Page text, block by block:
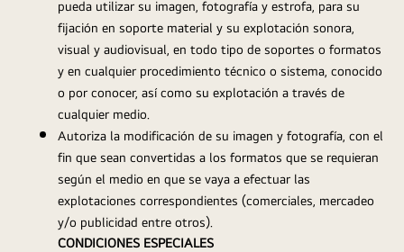
pueda utilizar su imagen, fotografía y estrofa, para su
fijación en soporte material y su explotación sonora,
visual y audiovisual, en todo tipo de soportes o formatos
y en cualquier procedimiento técnico o sistema, conocido
o por conocer, así como su explotación a través de
cualquier medio.
Autoriza la modificación de su imagen y fotografía, con el
fin que sean convertidas a los formatos que se requieran
según el medio en que se vaya a efectuar las
explotaciones correspondientes (comerciales, mercadeo
y/o publicidad entre otros).
CONDICIONES ESPECIALES